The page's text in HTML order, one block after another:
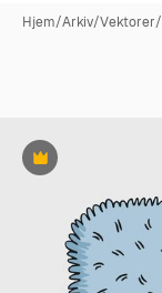
Hjem/Arkiv/Vektorer/
Premium